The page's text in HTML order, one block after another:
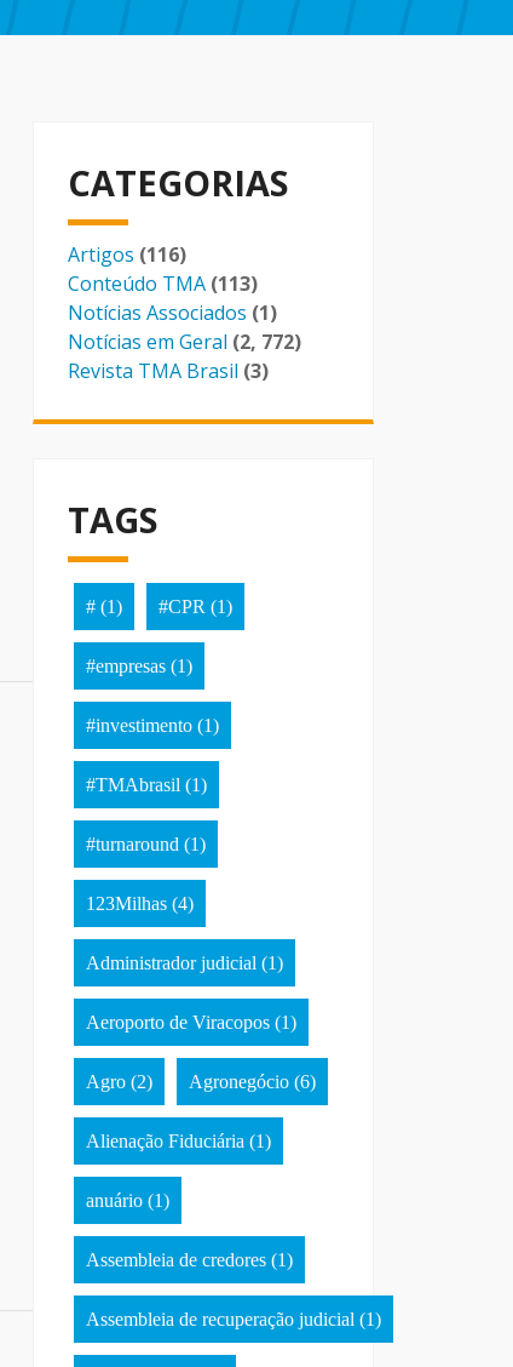
CATEGORIAS
Artigos (116)
Conteúdo TMA (113)
Notícias Associados (1)
Notícias em Geral (2, 772)
Revista TMA Brasil (3)
TAGS
# (1) #CPR (1)
#empresas (1)
#investimento (1)
#TMAbrasil (1)
#turnaround (1)
123Milhas (4)
Administrador judicial (1)
Aeroporto de Viracopos (1)
Agro (2) Agronegócio (6)
Alienação Fiduciária (1)
anuário (1)
Assembleia de credores (1)
Assembleia de recuperação judicial (1)